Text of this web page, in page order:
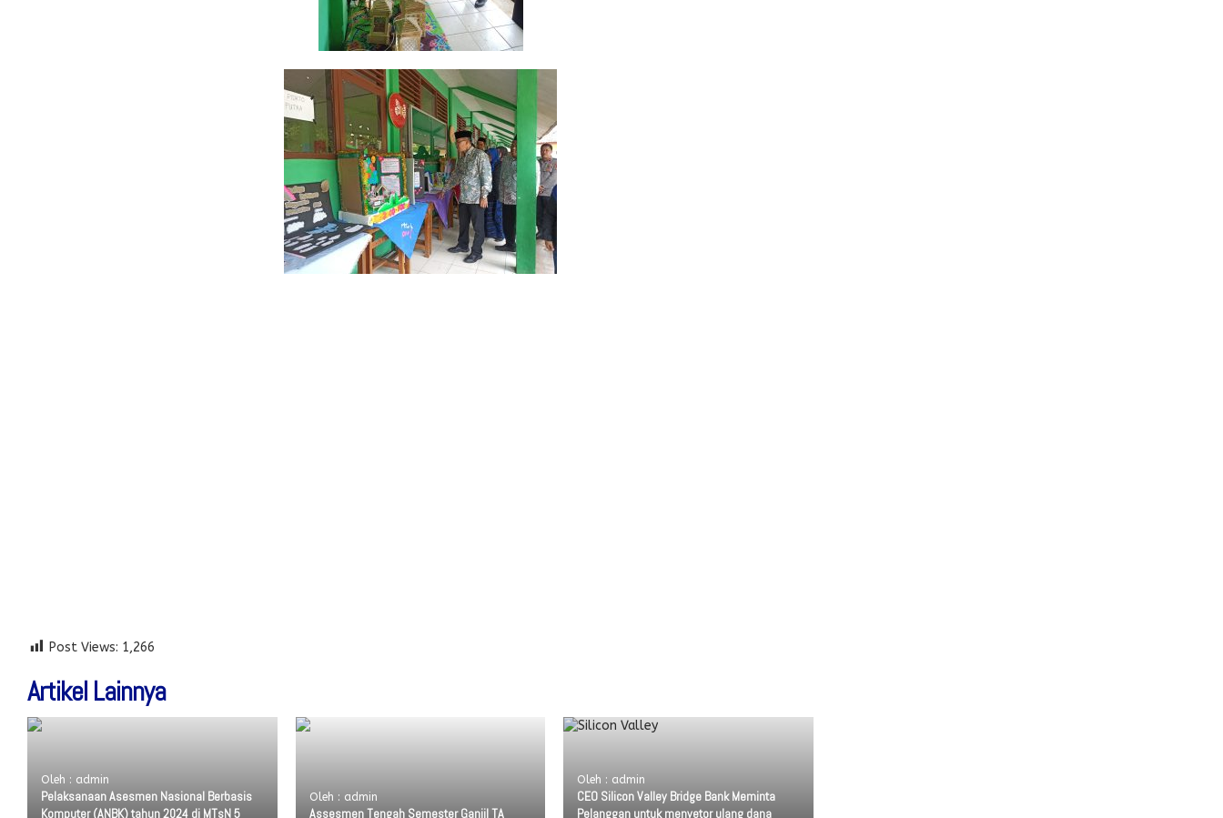
Post Views: 1,266
Artikel Lainnya
Oleh : admin
Pelaksanaan Asesmen Nasional Berbasis
Komputer (ANBK) tahun 2024 di MTsN 5
Oleh : admin
Assesmen Tengah Semester Ganjil TA
Oleh : admin
CEO Silicon Valley Bridge Bank Meminta
Pelanggan untuk menyetor ulang dana